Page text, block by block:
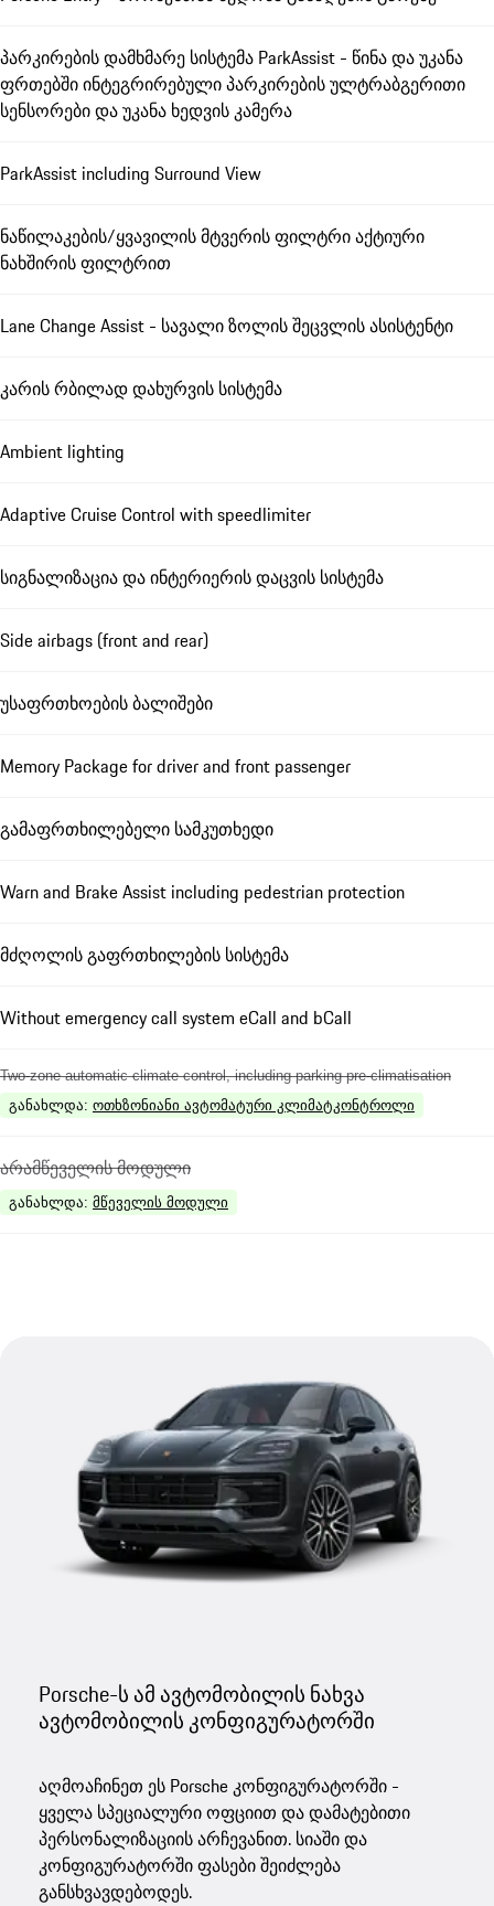
პარკირების დამხმარე სისტემა ParkAssist - წინა და უკანა
ფრთებში ინტეგრირებული პარკირების ულტრაბგერითი
სენსორები და უკანა ხედვის კამერა
ParkAssist including Surround View
ნაწილაკების/ყვავილის მტვერის ფილტრი აქტიური
ნახშირის ფილტრით
Lane Change Assist - სავალი ზოლის შეცვლის ასისტენტი
კარის რბილად დახურვის სისტემა
Ambient lighting
Adaptive Cruise Control with speedlimiter
სიგნალიზაცია და ინტერიერის დაცვის სისტემა
Side airbags (front and rear)
უსაფრთხოების ბალიშები
Memory Package for driver and front passenger
გამაფრთხილებელი სამკუთხედი
Warn and Brake Assist including pedestrian protection
მძღოლის გაფრთხილების სისტემა
Without emergency call system eCall and bCall
Two-zone automatic climate control, including parking pre-climatisation
განახლდა: ოთხზონიანი ავტომატური კლიმატკონტროლი
არამწეველის მოდული
განახლდა: მწეველის მოდული
Porsche-ს ამ ავტომობილის ნახვა
ავტომობილის კონფიგურატორში
აღმოაჩინეთ ეს Porsche კონფიგურატორში -
ყველა სპეციალური ოფციით და დამატებითი
პერსონალიზაციის არჩევანით. სიაში და
კონფიგურატორში ფასები შეიძლება
განსხვავდებოდეს.